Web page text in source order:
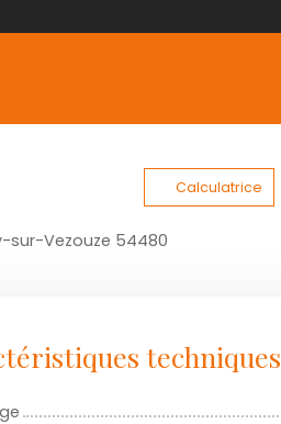
Calculatrice
sur-Vezouze 54480
techniques